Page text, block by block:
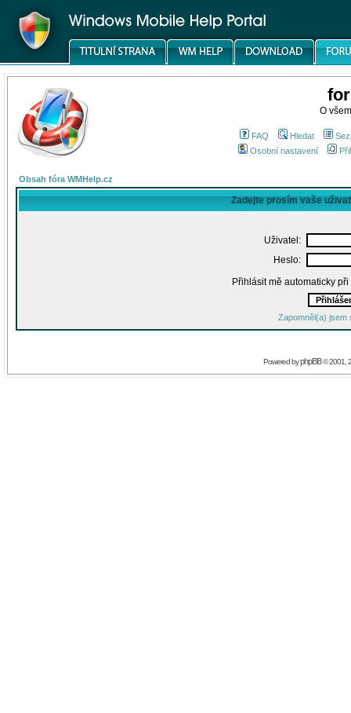
O
FAQ Hledat
Osobní nastavení
Obsah fóra WMHelp.cz
Zadejte prosím vaše
Uživatel:
Heslo:
Přihlásit mě automaticky
Zapomněl(a) jsem
Powered byphpBB© 2001,